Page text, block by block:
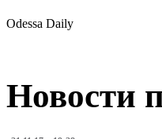
суд;гаага
Odessa Daily